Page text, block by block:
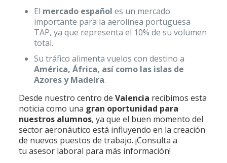
El mercado español es un mercado
importante para la aerolínea portuguesa
TAP, ya que representa el 10% de su volumen
total.
Su tráfico alimenta vuelos con destino a
América, África, así como las islas de
Azores y Madeira.
Desde nuestro centro de Valencia recibimos esta
noticia como una gran oportunidad para
nuestros alumnos, ya que el buen momento del
sector aeronáutico está influyendo en la creación
de nuevos puestos de trabajo. ¡Consulta a
tu asesor laboral para más información!